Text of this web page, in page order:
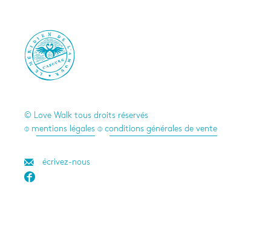

© Love Walk tous droits réservés
⌽ mentions légales ⌽ conditions générales de vente
écrivez-nous